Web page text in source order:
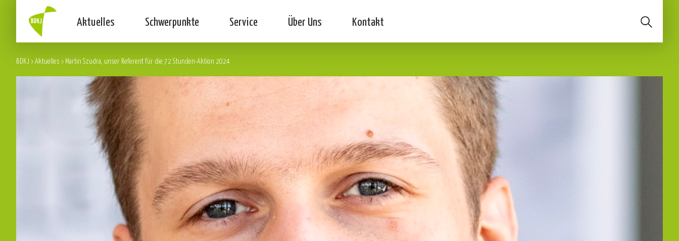
Aktuelles Schwerpunkte Service Über Uns Kontakt
BDKJ >Aktuelles > Martin Szudra, unser Referent für die 72 Stunden-Aktion 2024